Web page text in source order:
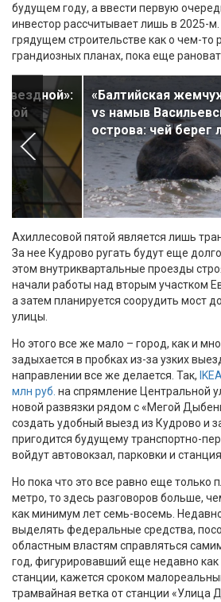
будущем году, а ввести первую
инвестор рассчитывает лишь в 2025-м.
грядущем строительстве как о чем-то
грандиозных планах, пока еще
«Балтийская
vs намыв
острова: чей берег
Ахиллесовой пятой является лишь
За нее Кудрово ругать будут еще
этом внутриквартальные проезды
начали работы над вторым участком
а затем планируется соорудить мост
улицы.
Но этого все же мало – город, как и
задыхается в пробках из-за узких
направлении все же делается. Так,
млн руб. на спрямление Центральной
новой развязки рядом с «Мегой
создать удобный выезд из Кудрово и
пригодится будущему транспортно-
войдут автовокзал, парковки и
Но пока что это все равно еще только
метро, то здесь разговоров больше,
как минимум лет семь-восемь.
выделять федеральные средства,
областным властям справляться
год, фигурировавший еще недавно как
станции, кажется сроком
трамвайная ветка от станции «Улица